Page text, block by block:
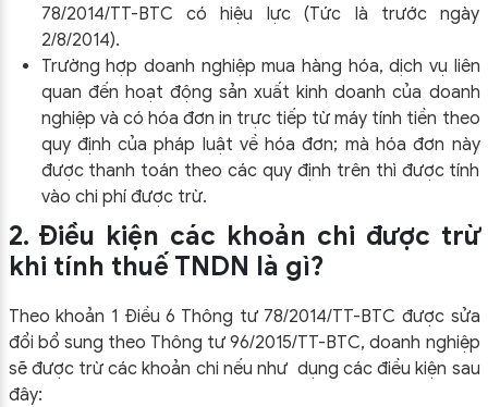
78/2014/TT-BTC có hiệu lực (Tức là trước ngày
2/8/2014).
Trường hợp doanh nghiệp mua hàng hóa, dịch vụ liên
quan đến hoạt động sản xuất kinh doanh của doanh
nghiệp và có hóa đơn in trực tiếp từ máy tính tiền theo
quy định của pháp luật về hóa đơn; mà hóa đơn này
được thanh toán theo các quy định trên thì được tính
vào chi phí được trừ.
2. Điều kiện các khoản chi được trừ
khi tính thuế TNDN là gì?
Theo khoản 1 Điều 6 Thông tư 78/2014/TT-BTC được sửa
đổi bổ sung theo Thông tư 96/2015/TT-BTC, doanh nghiệp
sẽ được trừ các khoản chi nếu như dụng các điều kiện sau
đây: